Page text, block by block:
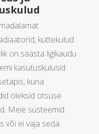
küttekulud
on säästa ligikaudu
kasutuskulusid
kuna
oleksid otsuse
Meie süsteemid
või ei vaja seda